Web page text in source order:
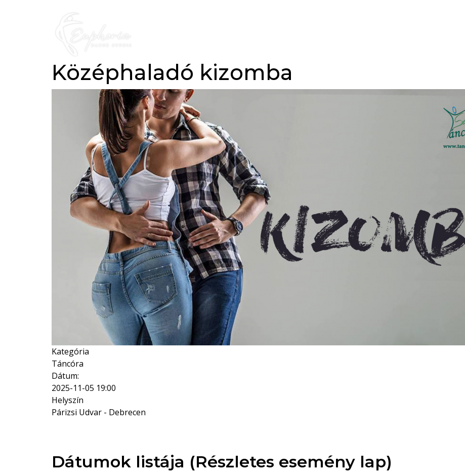
Középhaladó kizomba
Kategória
Táncóra
Dátum:
2025-11-05 19:00
Helyszín
Párizsi Udvar - Debrecen
Dátumok listája (Részletes esemény lap)